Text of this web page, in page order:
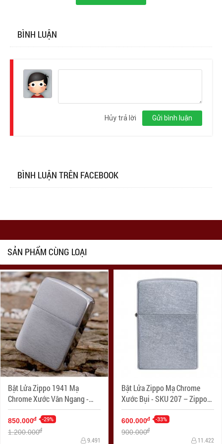
BÌNH LUẬN
Gửi bình luận
Hủy trả lời
BÌNH LUẬN TRÊN FACEBOOK
SẢN PHẨM CÙNG LOẠI
Bật Lửa Zippo 1941 Mạ
Chrome Xước Vân Ngang -
SKU 1941 – Zippo Replica
1941 Brushed Chrome
850.000đ -29%
1.200.000đ
9.491
Bật Lửa Zippo Mạ Chrome
Xước Bụi - SKU 207 – Zippo
Street Chrome
600.000đ -33%
900.000đ
11.422